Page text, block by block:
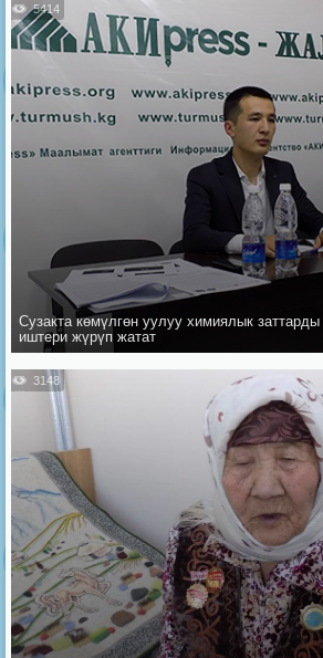
5414
Сузакта көмүлгөн уулуу химиялык
иштери жүрүп жатат
3148